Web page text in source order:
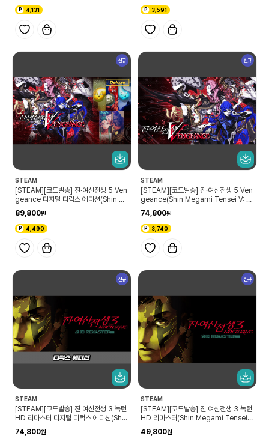
4,131 3,591
신규
STEAM
[STEAM][코드발송] 진·여신전생 5 Ven
geance 디지털 디럭스 에디션(Shin M
egami Tensei V: Vengeance Digit
al Deluxe Edition)
89,800
4,490
신규
STEAM
[STEAM][코드발송] 진·여신전생 5 Ven
geance(Shin Megami Tensei V: V
engeance)
74,800
3,740
신규
STEAM
[STEAM][코드발송] 진 여신전생 3 녹턴
HD 리마스터 디지털 디럭스 에디션(Shin
Megami Tensei III Nocturne HD R
EMASTER Digital Deluxe Edition)
74,800
신규
STEAM
[STEAM][코드발송] 진 여신전생 3 녹턴
HD 리마스터(Shin Megami Tensei II
I Nocturne HD REMASTER)
49,800